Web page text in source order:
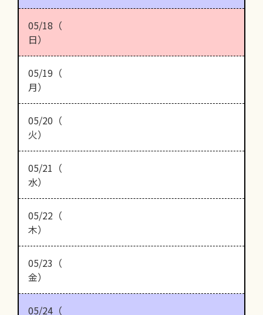
05/18（
日）
05/19（
月）
05/20（
火）
05/21（
水）
05/22（
木）
05/23（
金）
05/24（